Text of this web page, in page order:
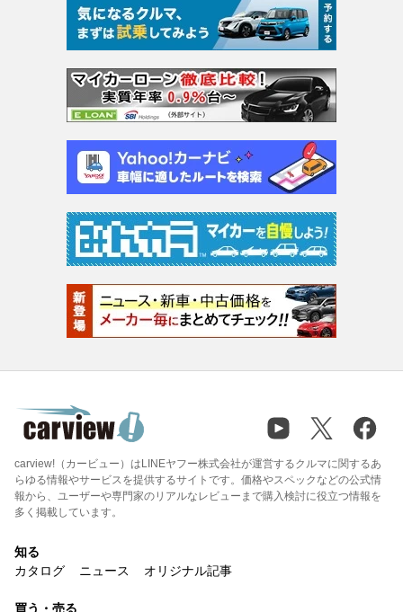
carview!（カービュー）はLINEヤフー株式会社が運営するクルマに関するあ
らゆる情報やサービスを提供するサイトです。価格やスペックなどの公式情
報から、ユーザーや専門家のリアルなレビューまで購入検討に役立つ情報を
多く掲載しています。
知る
カタログ
ニュース オリジナル記事
買う・売る